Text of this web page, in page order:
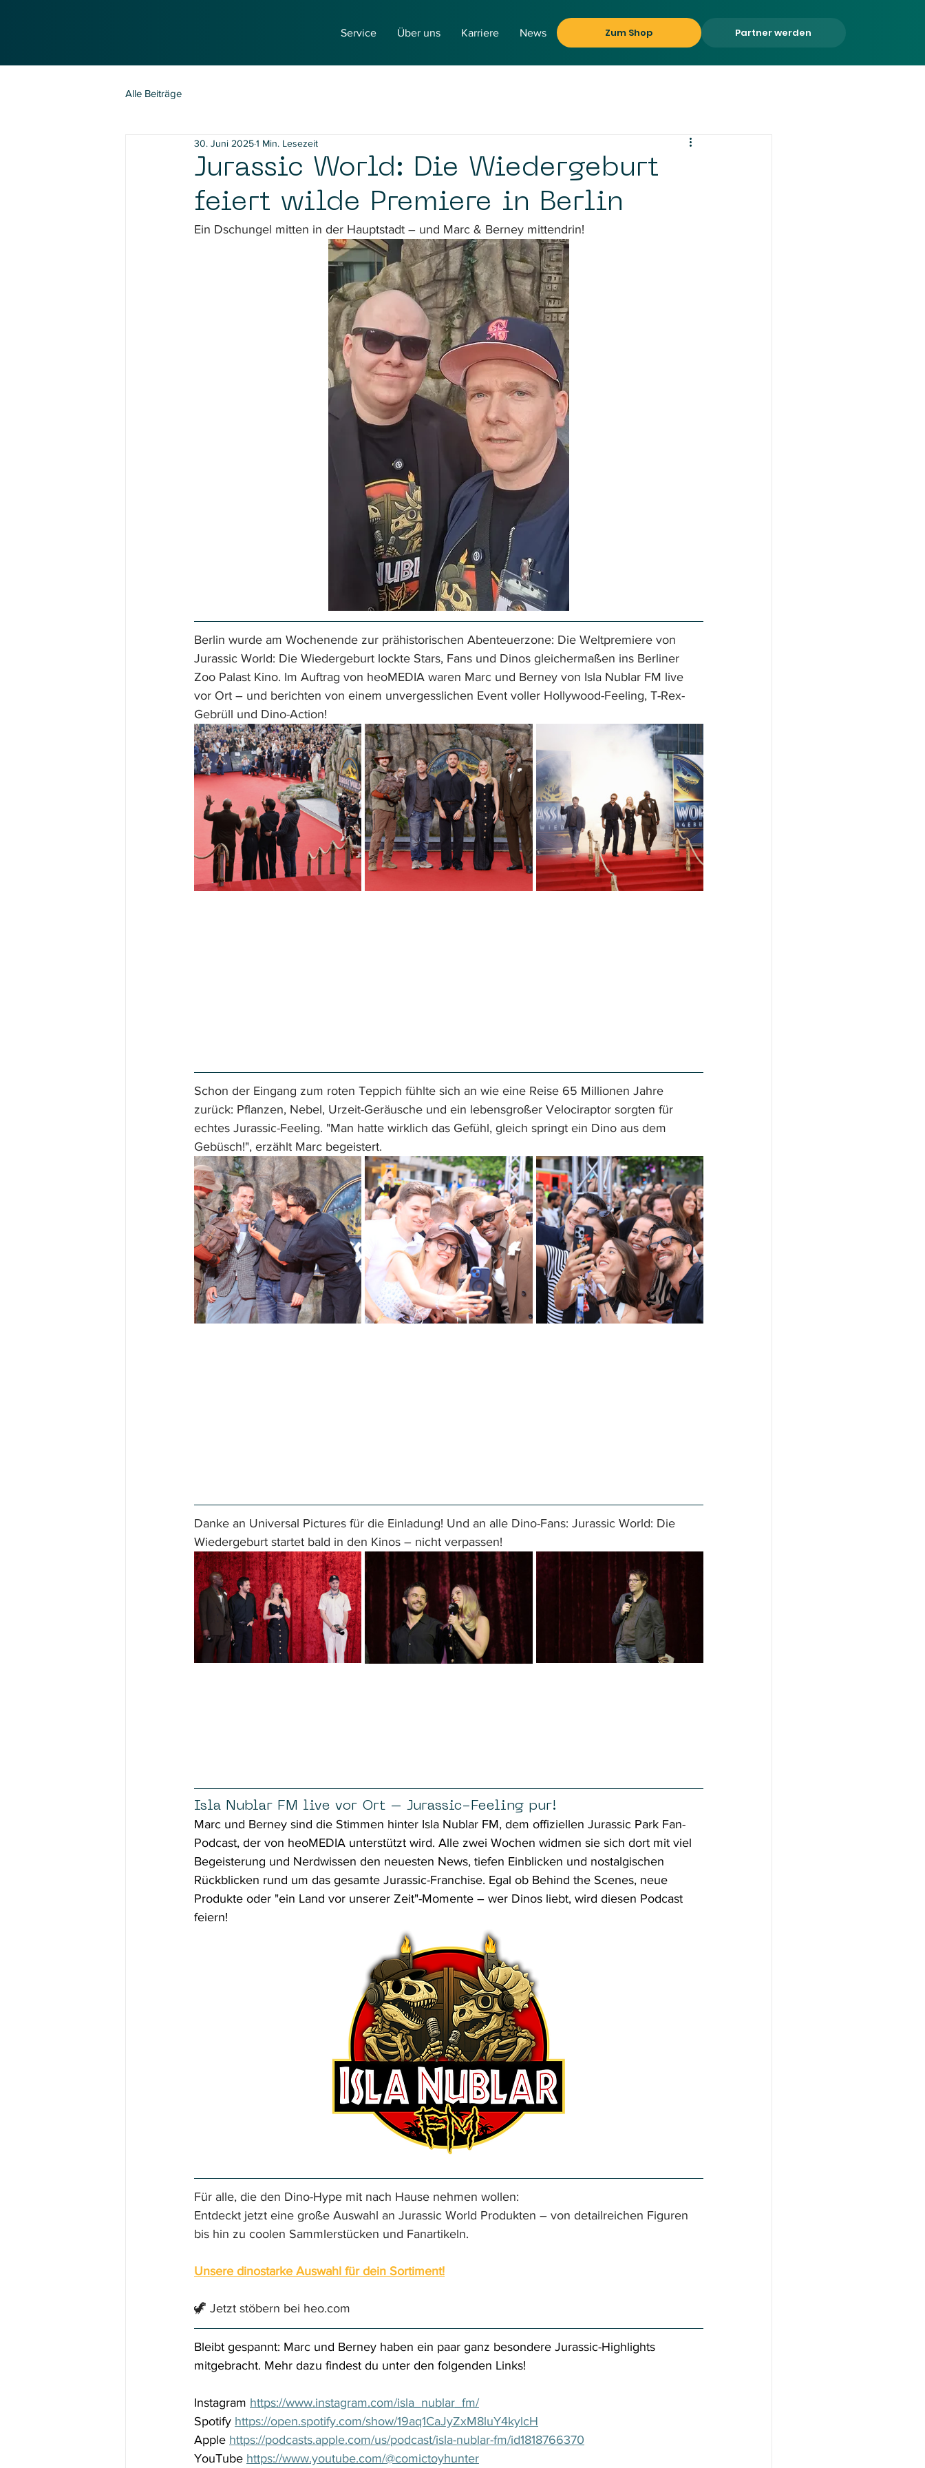
Zum Shop Partner werden
Service Über uns Karriere News
Alle Beiträge
Jurassic World: Die Wiedergeburt
feiert wilde Premiere in Berlin
30. Juni 20251 Min. Lesezeit
Ein Dschungel mitten in der Hauptstadt – und Marc & Berney mittendrin!
Berlin wurde am Wochenende zur prähistorischen Abenteuerzone: Die Weltpremiere von
Jurassic World: Die Wiedergeburt lockte Stars, Fans und Dinos gleichermaßen ins Berliner
Zoo Palast Kino. Im Auftrag von heoMEDIA waren Marc und Berney von Isla Nublar FM live
vor Ort – und berichten von einem unvergesslichen Event voller Hollywood-Feeling, T-Rex-
Gebrüll und Dino-Action!
Schon der Eingang zum roten Teppich fühlte sich an wie eine Reise 65 Millionen Jahre
zurück: Pflanzen, Nebel, Urzeit-Geräusche und ein lebensgroßer Velociraptor sorgten für
echtes Jurassic-Feeling. "Man hatte wirklich das Gefühl, gleich springt ein Dino aus dem
Gebüsch!", erzählt Marc begeistert.
Danke an Universal Pictures für die Einladung! Und an alle Dino-Fans: Jurassic World: Die
Wiedergeburt startet bald in den Kinos – nicht verpassen!
Isla Nublar FM live vor Ort – Jurassic-Feeling pur!
Marc und Berney sind die Stimmen hinter Isla Nublar FM, dem offiziellen Jurassic Park Fan-
Podcast, der von heoMEDIA unterstützt wird. Alle zwei Wochen widmen sie sich dort mit viel
Begeisterung und Nerdwissen den neuesten News, tiefen Einblicken und nostalgischen
Rückblicken rund um das gesamte Jurassic-Franchise. Egal ob Behind the Scenes, neue
Produkte oder "ein Land vor unserer Zeit"-Momente – wer Dinos liebt, wird diesen Podcast
feiern!
Für alle, die den Dino-Hype mit nach Hause nehmen wollen:
Entdeckt jetzt eine große Auswahl an Jurassic World Produkten – von detailreichen Figuren
bis hin zu coolen Sammlerstücken und Fanartikeln.
Unsere dinostarke Auswahl für dein Sortiment!
🦖 Jetzt stöbern bei heo.com
Bleibt gespannt: Marc und Berney haben ein paar ganz besondere Jurassic-Highlights
mitgebracht. Mehr dazu findest du unter den folgenden Links!
Instagram https://www.instagram.com/isla_nublar_fm/
Spotify https://open.spotify.com/show/19aq1CaJyZxM8luY4kylcH
Apple https://podcasts.apple.com/us/podcast/isla-nublar-fm/id1818766370
YouTube https://www.youtube.com/@comictoyhunter